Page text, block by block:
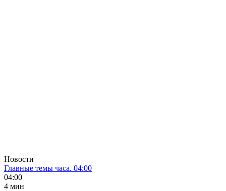
Новости
Главные темы часа. 04:00
04:00
4 мин